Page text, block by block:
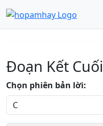
Đoạn Kết Cuối
Chọn phiên bản lời: